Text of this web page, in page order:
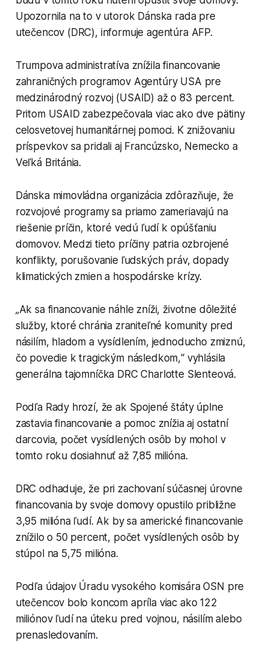
Upozornila na to v utorok Dánska rada pre
utečencov (DRC), informuje agentúra AFP.
Trumpova administratíva znížila financovanie
zahraničných programov Agentúry USA pre
medzinárodný rozvoj (USAID) až o 83 percent.
Pritom USAID zabezpečovala viac ako dve pätiny
celosvetovej humanitárnej pomoci. K znižovaniu
príspevkov sa pridali aj Francúzsko, Nemecko a
Veľká Británia.
Dánska mimovládna organizácia zdôrazňuje, že
rozvojové programy sa priamo zameriavajú na
riešenie príčin, ktoré vedú ľudí k opúšťaniu
domovov. Medzi tieto príčiny patria ozbrojené
konflikty, porušovanie ľudských práv, dopady
klimatických zmien a hospodárske krízy.
„Ak sa financovanie náhle zníži, životne dôležité
služby, ktoré chránia zraniteľné komunity pred
násilím, hladom a vysídlením, jednoducho zmiznú,
čo povedie k tragickým následkom,“ vyhlásila
generálna tajomníčka DRC Charlotte Slenteová.
Podľa Rady hrozí, že ak Spojené štáty úplne
zastavia financovanie a pomoc znížia aj ostatní
darcovia, počet vysídlených osôb by mohol v
tomto roku dosiahnuť až 7,85 milióna.
DRC odhaduje, že pri zachovaní súčasnej úrovne
financovania by svoje domovy opustilo približne
3,95 milióna ľudí. Ak by sa americké financovanie
znížilo o 50 percent, počet vysídlených osôb by
stúpol na 5,75 milióna.
Podľa údajov Úradu vysokého komisára OSN pre
utečencov bolo koncom apríla viac ako 122
miliónov ľudí na úteku pred vojnou, násilím alebo
prenasledovaním.